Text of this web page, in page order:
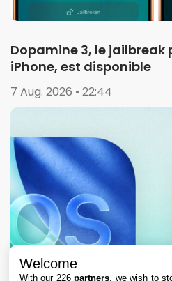
Dopamine 3, le jailbreak
iPhone, est disponible
7 Aug. 2026 • 22:44
Welcome
With our 226partners , we wish to